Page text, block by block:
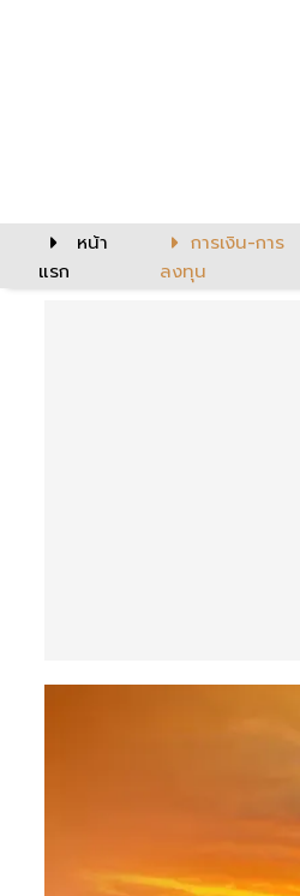
หน้า
แรก
การเงิน-การ
ลงทุน